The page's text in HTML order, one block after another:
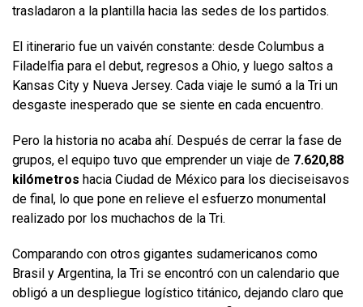
trasladaron a la plantilla hacia las sedes de los partidos.
El itinerario fue un vaivén constante: desde Columbus a
Filadelfia para el debut, regresos a Ohio, y luego saltos a
Kansas City y Nueva Jersey. Cada viaje le sumó a la Tri un
desgaste inesperado que se siente en cada encuentro.
Pero la historia no acaba ahí. Después de cerrar la fase de
grupos, el equipo tuvo que emprender un viaje de 7.620,88
kilómetros hacia Ciudad de México para los dieciseisavos
de final, lo que pone en relieve el esfuerzo monumental
realizado por los muchachos de la Tri.
Comparando con otros gigantes sudamericanos como
Brasil y Argentina, la Tri se encontró con un calendario que
obligó a un despliegue logístico titánico, dejando claro que